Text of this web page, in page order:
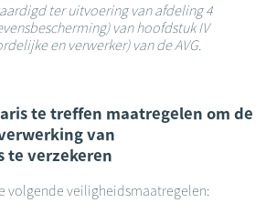
ter uitvoering van afdeling 4
van hoofdstuk IV
en verwerker) van de AVG.
te treffen maatregelen om de
van
te verzekeren
volgende veiligheidsmaatregelen: